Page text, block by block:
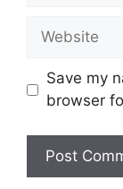
Website
Save my
browser